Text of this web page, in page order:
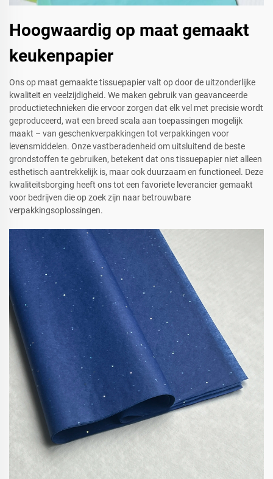
Hoogwaardig op maat gemaakt
keukenpapier
Ons op maat gemaakte tissuepapier valt op door de uitzonderlijke
kwaliteit en veelzijdigheid. We maken gebruik van geavanceerde
productietechnieken die ervoor zorgen dat elk vel met precisie wordt
geproduceerd, wat een breed scala aan toepassingen mogelijk
maakt – van geschenkverpakkingen tot verpakkingen voor
levensmiddelen. Onze vastberadenheid om uitsluitend de beste
grondstoffen te gebruiken, betekent dat ons tissuepapier niet alleen
esthetisch aantrekkelijk is, maar ook duurzaam en functioneel. Deze
kwaliteitsborging heeft ons tot een favoriete leverancier gemaakt
voor bedrijven die op zoek zijn naar betrouwbare
verpakkingsoplossingen.